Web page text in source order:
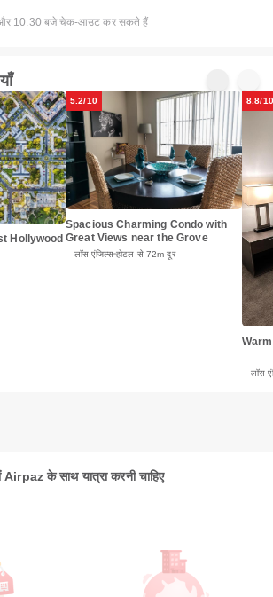
10:30 बजे चेक-आउट कर सकते हैं
Hollywood
5.2/10
Spacious Charming Condo with
Great Views near the Grove
लॉस एंजिल्स होटल से 72m दूर
8.8/10
लॉस
Airpaz के साथ यात्रा करनी चाहिए